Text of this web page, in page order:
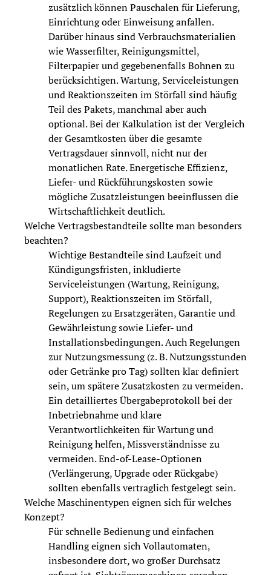
zusätzlich können Pauschalen für Lieferung,
Einrichtung oder Einweisung anfallen.
Darüber hinaus sind Verbrauchsmaterialien
wie Wasserfilter, Reinigungsmittel,
Filterpapier und gegebenenfalls Bohnen zu
berücksichtigen. Wartung, Serviceleistungen
und Reaktionszeiten im Störfall sind häufig
Teil des Pakets, manchmal aber auch
optional. Bei der Kalkulation ist der Vergleich
der Gesamtkosten über die gesamte
Vertragsdauer sinnvoll, nicht nur der
monatlichen Rate. Energetische Effizienz,
Liefer- und Rückführungskosten sowie
mögliche Zusatzleistungen beeinflussen die
Wirtschaftlichkeit deutlich.
Welche Vertragsbestandteile sollte man besonders
beachten?
Wichtige Bestandteile sind Laufzeit und
Kündigungsfristen, inkludierte
Serviceleistungen (Wartung, Reinigung,
Support), Reaktionszeiten im Störfall,
Regelungen zu Ersatzgeräten, Garantie und
Gewährleistung sowie Liefer- und
Installationsbedingungen. Auch Regelungen
zur Nutzungsmessung (z. B. Nutzungsstunden
oder Getränke pro Tag) sollten klar definiert
sein, um spätere Zusatzkosten zu vermeiden.
Ein detailliertes Übergabeprotokoll bei der
Inbetriebnahme und klare
Verantwortlichkeiten für Wartung und
Reinigung helfen, Missverständnisse zu
vermeiden. End-of-Lease-Optionen
(Verlängerung, Upgrade oder Rückgabe)
sollten ebenfalls vertraglich festgelegt sein.
Welche Maschinentypen eignen sich für welches
Konzept?
Für schnelle Bedienung und einfachen
Handling eignen sich Vollautomaten,
insbesondere dort, wo großer Durchsatz